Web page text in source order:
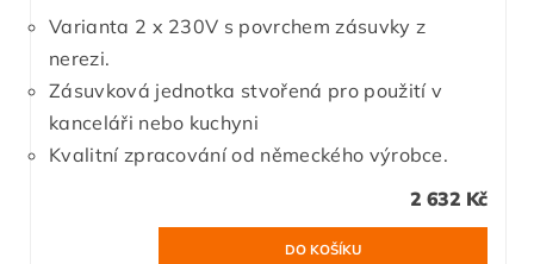
Varianta 2 x 230V s povrchem zásuvky z
nerezi.
Zásuvková jednotka stvořená pro použití v
kanceláři nebo kuchyni
Kvalitní zpracování od německého výrobce.
2 632 Kč